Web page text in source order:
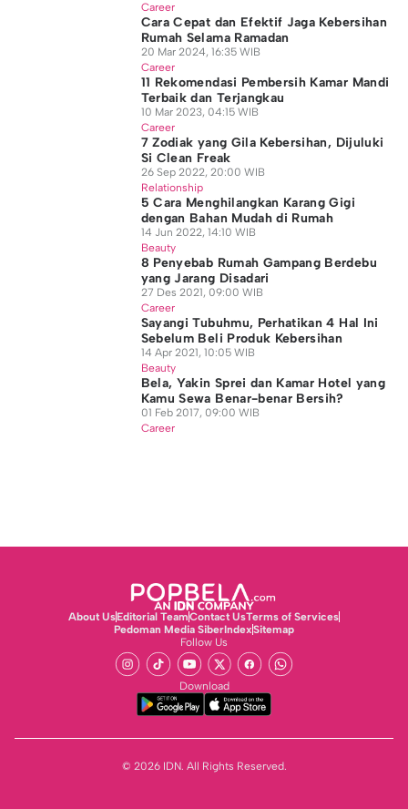
Career
Cara Cepat dan Efektif Jaga Kebersihan
Rumah Selama Ramadan
20 Mar 2024, 16:35 WIB
Career
11 Rekomendasi Pembersih Kamar Mandi
Terbaik dan Terjangkau
10 Mar 2023, 04:15 WIB
Career
7 Zodiak yang Gila Kebersihan, Dijuluki
Si Clean Freak
26 Sep 2022, 20:00 WIB
Relationship
5 Cara Menghilangkan Karang Gigi
dengan Bahan Mudah di Rumah
14 Jun 2022, 14:10 WIB
Beauty
8 Penyebab Rumah Gampang Berdebu
yang Jarang Disadari
27 Des 2021, 09:00 WIB
Career
Sayangi Tubuhmu, Perhatikan 4 Hal Ini
Sebelum Beli Produk Kebersihan
14 Apr 2021, 10:05 WIB
Beauty
Bela, Yakin Sprei dan Kamar Hotel yang
Kamu Sewa Benar-benar Bersih?
01 Feb 2017, 09:00 WIB
Career
About UsEditorial TeamContact UsTerms of Services
Pedoman Media SiberIndexSitemap
Follow Us
Download
© 2026 IDN. All Rights Reserved.